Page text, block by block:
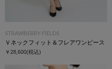
STRAWBERRY-FIELDS
Ｖネックフィット＆フレアワンピース
￥28,600(税込)